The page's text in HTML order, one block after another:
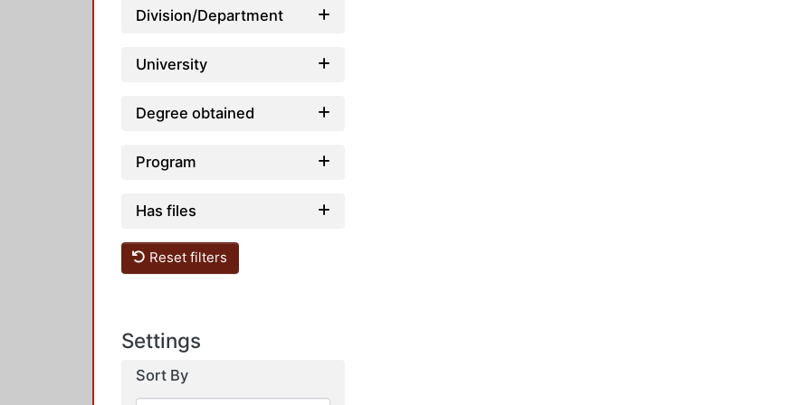
Division/Department
University
Degree obtained
Program
Has files
Reset filters
Settings
Sort By